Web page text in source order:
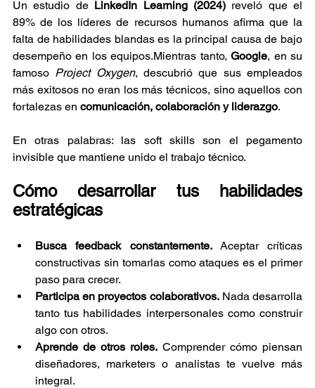
Un estudio de LinkedIn Learning (2024) reveló que el
89% de los líderes de recursos humanos afirma que la
falta de habilidades blandas es la principal causa de bajo
desempeño en los equipos.Mientras tanto, Google, en su
famoso Project Oxygen, descubrió que sus empleados
más exitosos no eran los más técnicos, sino aquellos con
fortalezas en comunicación, colaboración y liderazgo.
En otras palabras: las soft skills son el pegamento
invisible que mantiene unido el trabajo técnico.
Cómo desarrollar tus habilidades
estratégicas
Busca feedback constantemente. Aceptar críticas
constructivas sin tomarlas como ataques es el primer
paso para crecer.
Participa en proyectos colaborativos. Nada desarrolla
tanto tus habilidades interpersonales como construir
algo con otros.
Aprende de otros roles. Comprender cómo piensan
diseñadores, marketers o analistas te vuelve más
integral.